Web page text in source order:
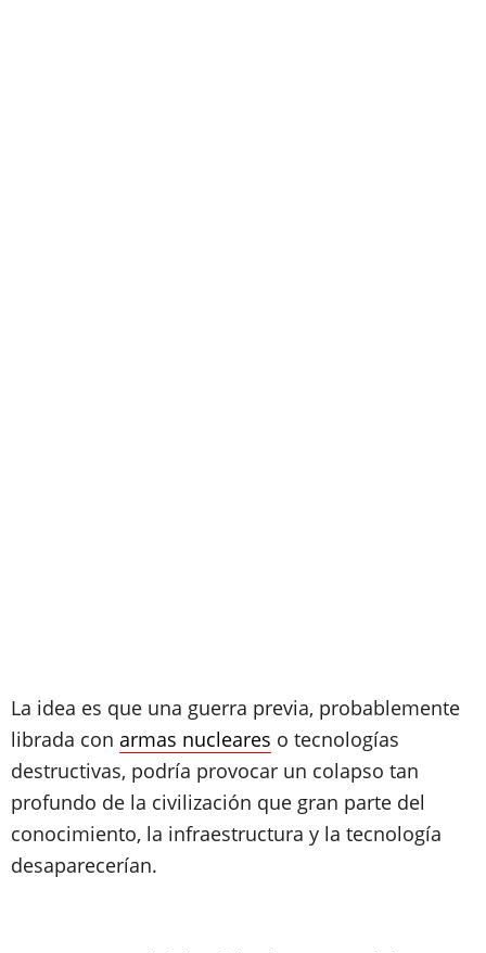
La idea es que una guerra previa, probablemente
librada con armas nucleares o tecnologías
destructivas, podría provocar un colapso tan
profundo de la civilización que gran parte del
conocimiento, la infraestructura y la tecnología
desaparecerían.